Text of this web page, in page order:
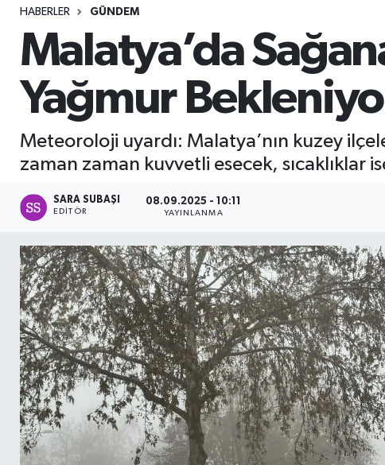
HABERLER GÜNDEM
Malatya’da
Yağmur
Meteoroloji uyardı: Malatya’nın kuzey
zaman zaman kuvvetli esecek, sıcaklıklar
SARA SUBAŞI
EDITÖR
08.09.2025 - 10:11
YAYINLANMA
Seri İlan
Siyaset
Spor